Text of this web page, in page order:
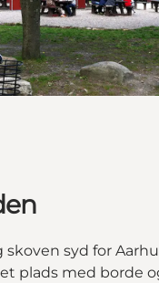
skoven syd for
plads med borde